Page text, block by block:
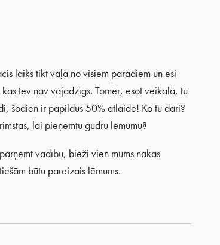
laiks tikt vaļā no visiem parādiem un esi
tev nav vajadzīgs. Tomēr, esot veikalā, tu
šodien ir papildus 50% atlaide! Ko tu dari?
lai pieņemtu gudru lēmumu?
vadību, bieži vien mums nākas
būtu pareizais lēmums.